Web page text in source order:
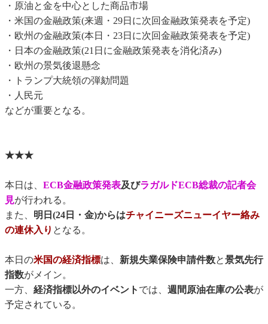
・原油と金を中心とした商品市場
・米国の金融政策(来週・29日に次回金融政策発表を予定)
・欧州の金融政策(本日・23日に次回金融政策発表を予定)
・日本の金融政策(21日に金融政策発表を消化済み)
・欧州の景気後退懸念
・トランプ大統領の弾劾問題
・人民元
などが重要となる。
★★★
本日は、 ECB金融政策発表及びラガルドECB総裁の記者会
見が行われる。
また、 明日(24日・金)からはチャイニーズニューイヤー絡み
の連休入り となる。
本日の米国の経済指標は、 新規失業保険申請件数と景気先行
指数がメイン。
一方、 経済指標以外のイベント では、 週間原油在庫の公表が
予定されている。